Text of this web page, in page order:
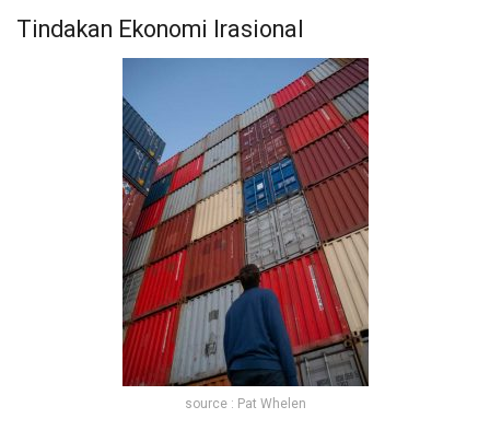
Tindakan Ekonomi Irasional
source : Pat Whelen